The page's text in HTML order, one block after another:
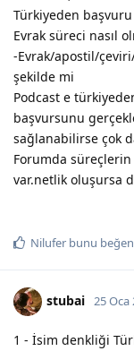
Türkiyeden
Evrak süreci nasıl
-Evrak/apostil/
şekilde mi
Podcast e
başvursunu
sağlanabilirse çok
Forumda süreçlerin
var.netlik oluşursa
Nilufer bunu
stubai 25 Oca
1 - İsim denkliği